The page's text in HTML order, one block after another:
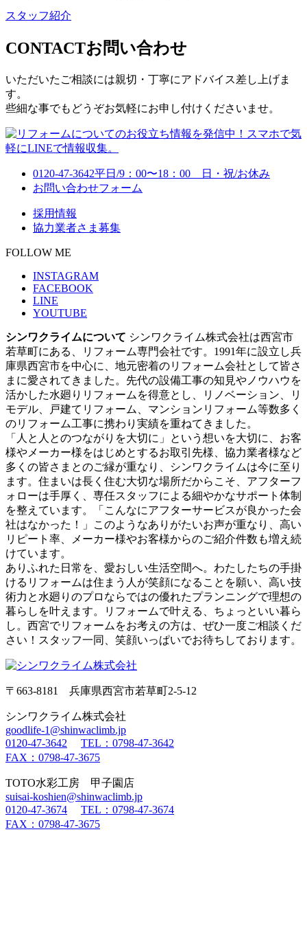
スタッフ紹介
CONTACTお問い合わせ
いただいたご相談には親切・丁寧にアドバイス差し上げま
す。
些細な事でもどうぞお気軽にお申し付けくださいませ。
0120-47-3642平日/9：00〜18：00 日・祝/お休み
お問い合わせフォーム
採用情報
協力業者さま募集
FOLLOW ME
INSTAGRAM
FACEBOOK
LINE
YOUTUBE
シンワクライムについて シンワクライム株式会社は西宮市
若草町にある、リフォーム専門会社です。1991年に設立し兵
庫県西宮市を中心に、地元密着のリフォーム会社として皆さ
まに愛されてきました。先代の設備工事の知見やノウハウを
活かした水廻りリフォームを得意とし、リノベーション、リ
モデル、戸建てリフォーム、マンションリフォーム等数多く
のリフォーム工事に携わり実績を重ねてきました。
「人と人とのつながりを大切に」という想いを大切に、お客
様やメーカー様をはじめとするお取引先様、協力業者様など
多くの皆さまとのご縁が重なり、シンワクライムは今に至り
ます。住まいは長く住む大切な場所だからこそ、アフターフ
ォローは手厚く、専任スタッフによる細やかなサポート体制
を整えています。「こんなにアフターサービスが良かった会
社はなかった！」このようなありがたいお声が重なり、高い
リピート率、メーカー様やお客様からのご紹介件数も増え続
けています。
ありふれた日常を、愛おしい生活空間へ。わたしたちの手掛
けるリフォームは住まう人が笑顔になることを願い、高い技
術力と水廻りのプロならではの優れたプランニングで理想の
暮らしを叶えます。リフォームで叶える、ちょっといい暮ら
し。西宮でリフォームをお考えの方は、ぜひ一度ご相談くだ
さい！スタッフ一同、笑顔いっぱいでお待ちしております。
〒663-8181 兵庫県西宮市若草町2-5-12
シンワクライム株式会社
goodlife-1@shinwaclimb.jp
0120-47-3642
TEL：0798-47-3642
FAX：0798-47-3675
TOTO水彩工房 甲子園店
suisai-koshien@shinwaclimb.jp
0120-47-3674
TEL：0798-47-3674
FAX：0798-47-3675